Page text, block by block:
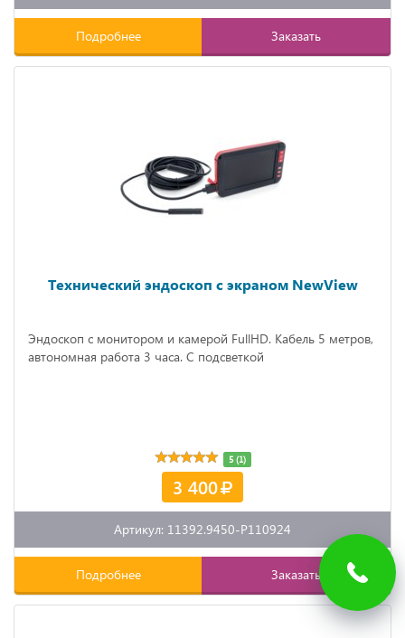
Подробнее Заказать
Технический эндоскоп с экраном NewView
Эндоскоп с монитором и камерой FullHD. Кабель 5 метров,
автономная работа 3 часа. С подсветкой
5 (1)
3 400
Артикул: 11392.9450-P110924
Подробнее Заказать